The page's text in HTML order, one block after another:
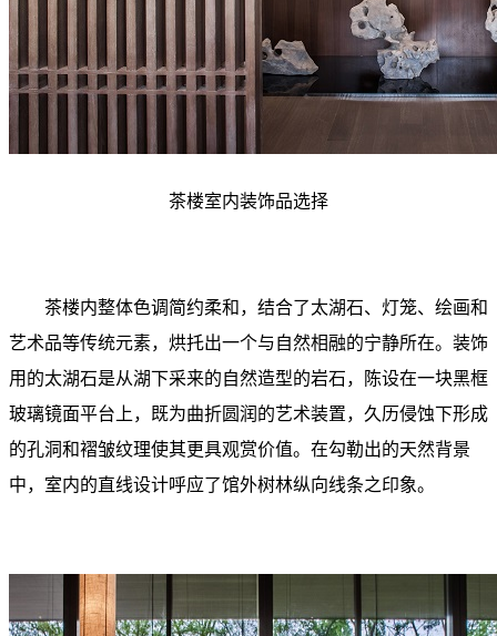
茶楼室内装饰品选择
茶楼内整体色调简约柔和，结合了太湖石、灯笼、绘画和
艺术品等传统元素，烘托出一个与自然相融的宁静所在。装饰
用的太湖石是从湖下采来的自然造型的岩石，陈设在一块黑框
玻璃镜面平台上，既为曲折圆润的艺术装置，久历侵蚀下形成
的孔洞和褶皱纹理使其更具观赏价值。在勾勒出的天然背景
中，室内的直线设计呼应了馆外树林纵向线条之印象。